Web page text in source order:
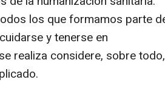
los que formamos parte
y tenerse en
realiza considere, sobre todo,